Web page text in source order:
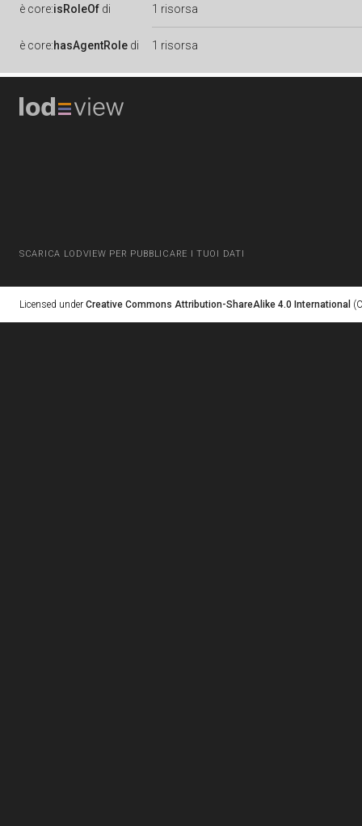
è core:isRoleOf di 1 risorsa
è core:hasAgentRole di 1 risorsa
SCARICA LODVIEW PER PUBBLICARE I TUOI DATI
Licensed under Creative Commons Attribution-ShareAlike 4.0 International